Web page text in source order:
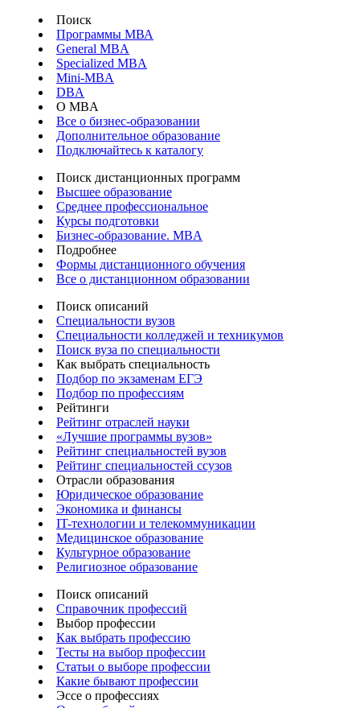
Поиск
Программы МВА
General MBA
Specialized MBA
Mini-MBA
DBA
О MBA
Все о бизнес-образовании
Дополнительное образование
Подключайтесь к каталогу
Поиск дистанционных программ
Высшее образование
Среднее профессиональное
Курсы подготовки
Бизнес-образование. MBA
Подробнее
Формы дистанционного обучения
Все о дистанционном образовании
Поиск описаний
Специальности вузов
Специальности колледжей и техникумов
Поиск вуза по специальности
Как выбрать специальность
Подбор по экзаменам ЕГЭ
Подбор по профессиям
Рейтинги
Рейтинг отраслей науки
«Лучшие программы вузов»
Рейтинг специальностей вузов
Рейтинг специальностей ссузов
Отрасли образования
Юридическое образование
Экономика и финансы
IT-технологии и телекоммуникации
Медицинское образование
Культурное образование
Религиозное образование
Поиск описаний
Справочник профессий
Выбор профессии
Как выбрать профессию
Тесты на выбор профессии
Статьи о выборе профессии
Какие бывают профессии
Эссе о профессиях